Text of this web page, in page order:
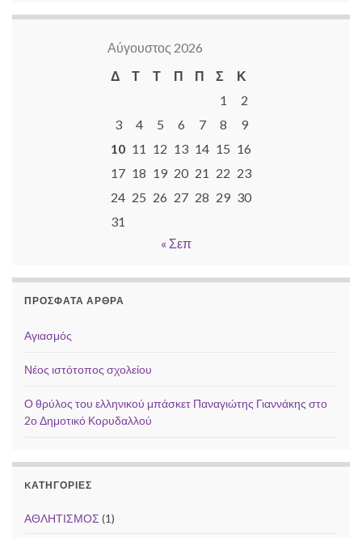
Αύγουστος 2026
Δ
Τ Τ Π Π Σ
Κ
1
2
3
4 5 6 7 8
9
10 11 12 13 14 15 16
17 18 19 20 21 22 23
24 25 26 27 28 29 30
31
« Σεπ
ΠΡΌΣΦΑΤΑ ΆΡΘΡΑ
Αγιασμός
Νέος ιστότοπος σχολείου
Ο θρύλος του ελληνικού μπάσκετ Παναγιώτης Γιαννάκης στο
2ο Δημοτικό Κορυδαλλού
KΑΤΗΓΟΡΊΕΣ
ΑΘΛΗΤΙΣΜΟΣ (1)